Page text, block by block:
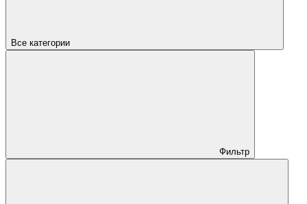
Все категории
Фильтр